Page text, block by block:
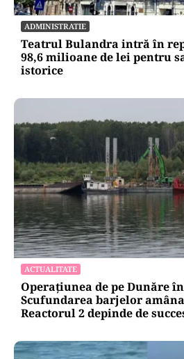
ADMINISTRATIE
Teatrul Bulandra intră în
98,6 milioane de lei pentru
istorice
ACTUALITATE
Operațiunea de pe Dunăre
Scufundarea barjelor
Reactorul 2 depinde de